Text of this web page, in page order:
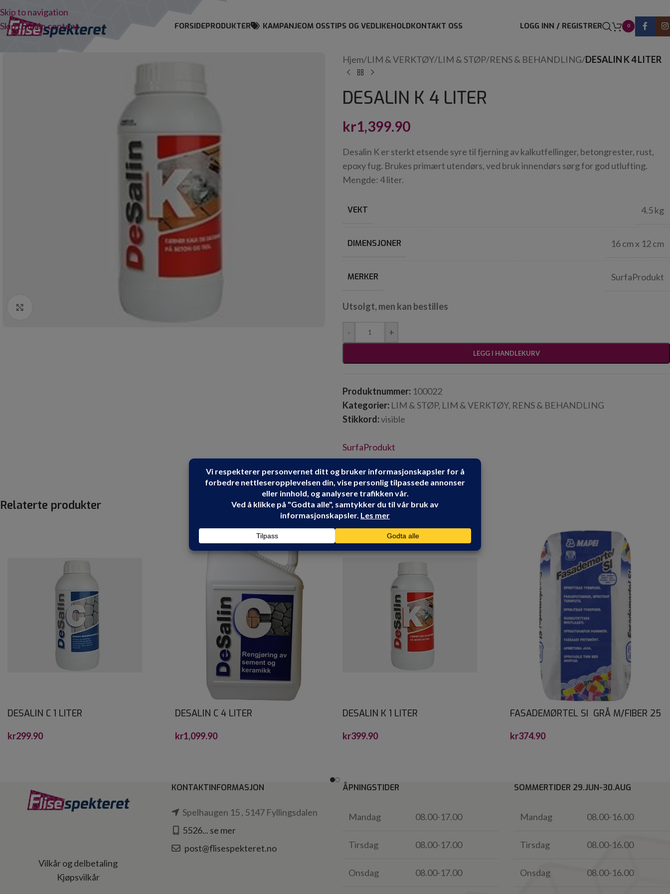
Skip to navigation
Skip to main content
FORSIDEPRODUKTER KAMPANJEOM OSSTIPS OG VEDLIKEHOLDKONTAKT OSS LOGG INN / REGISTRER 0
Hjem/LIM & VERKTØY/LIM & STØP/RENS & BEHANDLING/DESALIN K 4 LITER
DESALIN K 4 LITER
kr1,399.90
Desalin K er sterkt etsende syre til fjerning av kalkutfellinger, betongrester, rust,
epoxy fug. Brukes primært utendørs, ved bruk innendørs sørg for god utlufting.
Mengde: 4 liter.
VEKT 4.5 kg
DIMENSJONER 16 cm x 12 cm
MERKER SurfaProdukt
Utsolgt, men kan bestilles
- +
LEGG I HANDLEKURV
Produktnummer: 100022
Kategorier: LIM & STØP, LIM & VERKTØY, RENS & BEHANDLING
Stikkord:visible
SurfaProdukt
Share:
Relaterte produkter
DESALIN C 1 LITER
kr299.90
DESALIN C 4 LITER
kr1,099.90
DESALIN K 1 LITER
kr399.90
FASADEMØRTEL SI GRÅ M/FIBER 25
kr374.90
Vilkår og delbetaling
Kjøpsvilkår
KONTAKTINFORMASJON
Spelhaugen 15 , 5147 Fyllingsdalen
5526... se mer
post@flisespekteret.no
ÅPNINGSTIDER
Mandag 08.00-17.00
Tirsdag 08.00-17.00
Onsdag 08.00-17.00
SOMMERTIDER 29.JUN-30.AUG
Mandag 08.00-16.00
Tirsdag 08.00-16.00
Onsdag 08.00-16.00